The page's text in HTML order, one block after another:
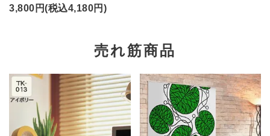
3,800円(税込4,180円)
売れ筋商品